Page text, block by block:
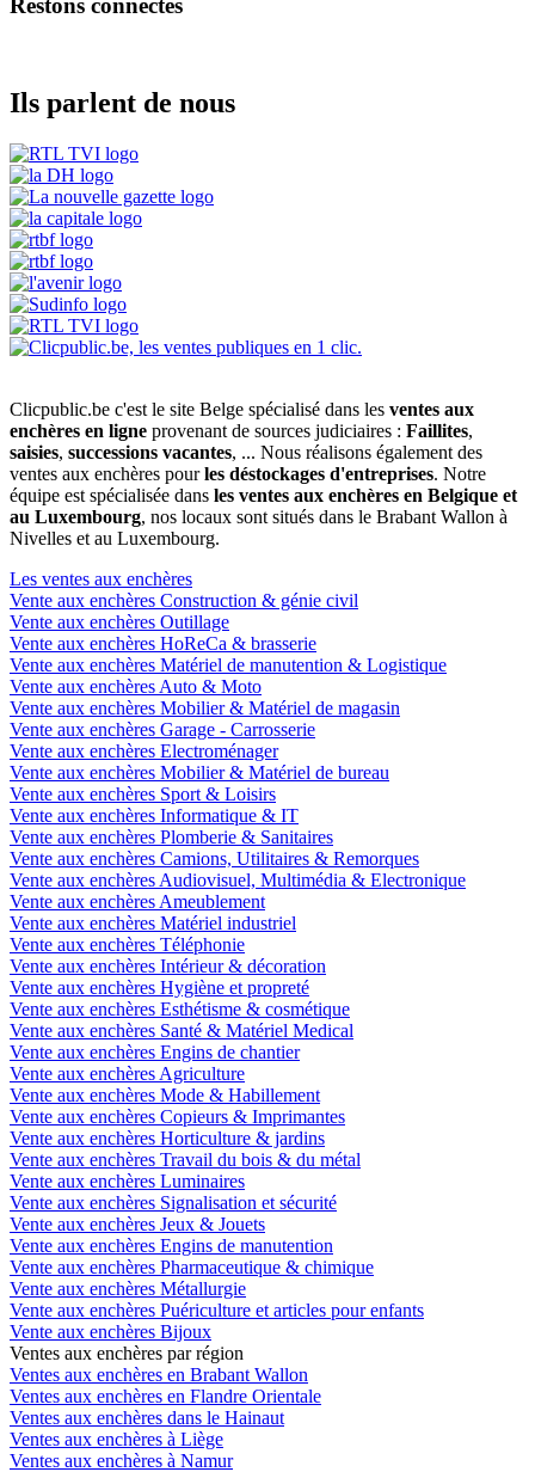
Restons connectés
Ils parlent de nous
Clicpublic.be c'est le site Belge spécialisé dans les ventes aux
enchères en ligne provenant de sources judiciaires : Faillites,
saisies, successions vacantes, ... Nous réalisons également des
ventes aux enchères pourles déstockages d'entreprises. Notre
équipe est spécialisée dans les ventes aux enchères en Belgique et
au Luxembourg, nos locaux sont situés dans le Brabant Wallon à
Nivelles et au Luxembourg.
Les ventes aux enchères
Vente aux enchères Construction & génie civil
Vente aux enchères Outillage
Vente aux enchères HoReCa & brasserie
Vente aux enchères Matériel de manutention & Logistique
Vente aux enchères Auto & Moto
Vente aux enchères Mobilier & Matériel de magasin
Vente aux enchères Garage - Carrosserie
Vente aux enchères Electroménager
Vente aux enchères Mobilier & Matériel de bureau
Vente aux enchères Sport & Loisirs
Vente aux enchères Informatique & IT
Vente aux enchères Plomberie & Sanitaires
Vente aux enchères Camions, Utilitaires & Remorques
Vente aux enchères Audiovisuel, Multimédia & Electronique
Vente aux enchères Ameublement
Vente aux enchères Matériel industriel
Vente aux enchères Téléphonie
Vente aux enchères Intérieur & décoration
Vente aux enchères Hygiène et propreté
Vente aux enchères Esthétisme & cosmétique
Vente aux enchères Santé & Matériel Medical
Vente aux enchères Engins de chantier
Vente aux enchères Agriculture
Vente aux enchères Mode & Habillement
Vente aux enchères Copieurs & Imprimantes
Vente aux enchères Horticulture & jardins
Vente aux enchères Travail du bois & du métal
Vente aux enchères Luminaires
Vente aux enchères Signalisation et sécurité
Vente aux enchères Jeux & Jouets
Vente aux enchères Engins de manutention
Vente aux enchères Pharmaceutique & chimique
Vente aux enchères Métallurgie
Vente aux enchères Puériculture et articles pour enfants
Vente aux enchères Bijoux
Ventes aux enchères par région
Ventes aux enchères en Brabant Wallon
Ventes aux enchères en Flandre Orientale
Ventes aux enchères dans le Hainaut
Ventes aux enchères à Liège
Ventes aux enchères à Namur